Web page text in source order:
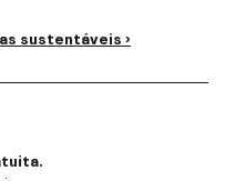
sustentáveis ›